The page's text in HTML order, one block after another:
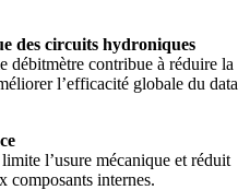
des circuits hydroniques
débitmètre contribue à réduire la
l’efficacité globale du data
l’usure mécanique et réduit
composants internes.